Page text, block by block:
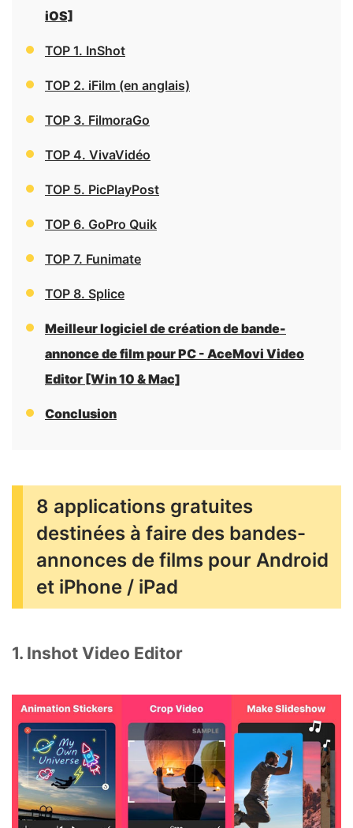
iOS]
TOP 1. InShot
TOP 2. iFilm (en anglais)
TOP 3. FilmoraGo
TOP 4. VivaVidéo
TOP 5. PicPlayPost
TOP 6. GoPro Quik
TOP 7. Funimate
TOP 8. Splice
Meilleur logiciel de création de bande-
annonce de film pour PC - AceMovi Video
Editor [Win 10 & Mac]
Conclusion
8 applications gratuites
destinées à faire des bandes-
annonces de films pour Android
et iPhone / iPad
1. Inshot Video Editor